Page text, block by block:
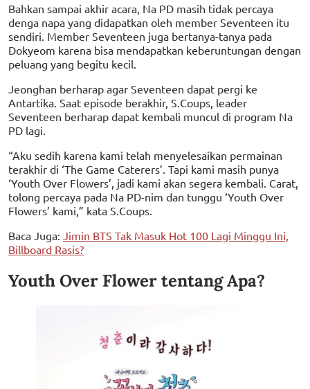
Bahkan sampai akhir acara, Na PD masih tidak percaya
denga napa yang didapatkan oleh member Seventeen itu
sendiri. Member Seventeen juga bertanya-tanya pada
Dokyeom karena bisa mendapatkan keberuntungan dengan
peluang yang begitu kecil.
Jeonghan berharap agar Seventeen dapat pergi ke
Antartika. Saat episode berakhir, S.Coups, leader
Seventeen berharap dapat kembali muncul di program Na
PD lagi.
“Aku sedih karena kami telah menyelesaikan permainan
terakhir di ‘The Game Caterers’. Tapi kami masih punya
‘Youth Over Flowers’, jadi kami akan segera kembali. Carat,
tolong percaya pada Na PD-nim dan tunggu ‘Youth Over
Flowers’ kami,” kata S.Coups.
Baca Juga: Jimin BTS Tak Masuk Hot 100 Lagi Minggu Ini,
Billboard Rasis?
Youth Over Flower tentang Apa?